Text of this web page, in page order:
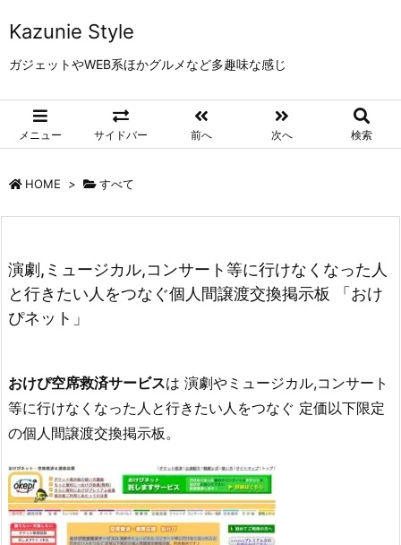
Kazunie Style
ガジェットやWEB系ほかグルメなど多趣味な感じ
メニュー サイドバー 前へ 次へ 検索
HOME > すべて
演劇,ミュージカル,コンサート等に行けなくなった人
と行きたい人をつなぐ個人間譲渡交換掲示板 「おけ
ぴネット」
おけぴ空席救済サービスは 演劇やミュージカル,コンサート
等に行けなくなった人と行きたい人をつなぐ 定価以下限定
の個人間譲渡交換掲示板。